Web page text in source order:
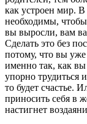
как устроен мир.
необходимы, чтобы
вы выросли, вам
Сделать это без
потому, что вы
именно так, как
упорно трудиться
то будет счастье.
приносить себя в
настигнет